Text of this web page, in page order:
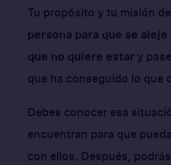
Tu propósito y tu misión
persona para que se
que no quiere estar y
que ha conseguido lo que
Debes conocer esa
encuentran para que
con ellos. Después,